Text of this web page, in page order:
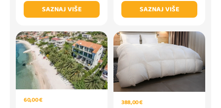
SAZNAJ VIŠE
SAZNAJ VIŠE
60,00 € 388,00 €